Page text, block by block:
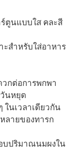
ตูนแบบใส คละสี
สำหรับใส่อาหาร
กต่อการพกพา
นหยุด
ในเวลาเดียวกัน
ลายของทารก
บปริมาณนมผงใน